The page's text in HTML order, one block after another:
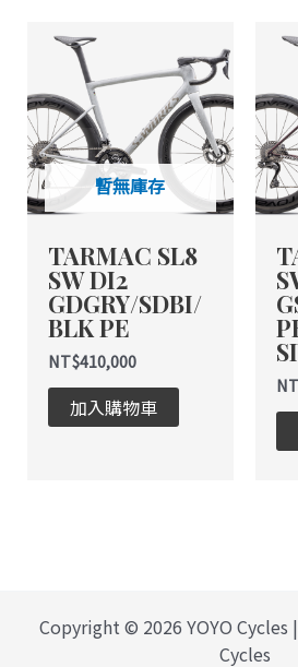
暫無庫存
TARMAC SL8
SW DI2
GDGRY/SDBI/
BLK PE
NT$410,000
加入購物車
Copyright © 2026 YOYO Cycles
Cycles